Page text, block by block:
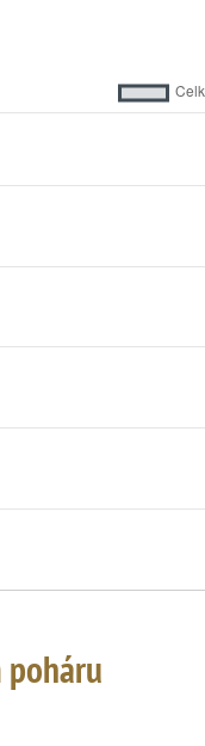
poháru